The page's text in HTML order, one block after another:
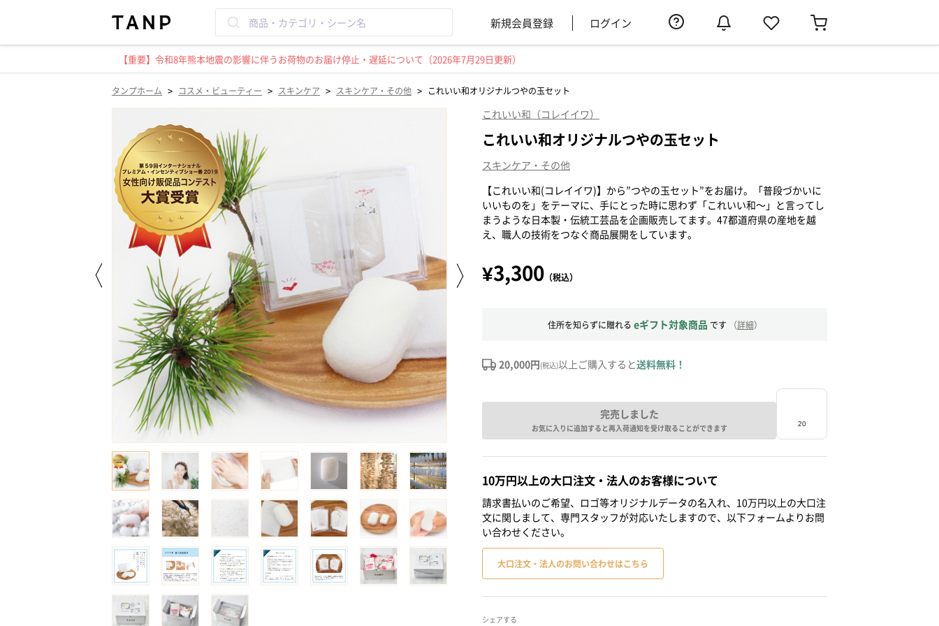
新規会員登録 ログイン
【重要】令和8年熊本地震の影響に伴うお荷物のお届け停止・遅延について（2026年7月29日更新）
タンプホーム > コスメ・ビューティー > スキンケア > スキンケア・その他 > これいい和オリジナルつやの玉セット
これいい和（コレイイワ）
これいい和オリジナルつやの玉セット
スキンケア・その他
【これいい和(コレイイワ)】から”つやの玉セット”をお届け。「普段づかいに
いいものを」をテーマに、手にとった時に思わず「これいい和～」と言ってし
まうような日本製・伝統工芸品を企画販売してます。47都道府県の産地を越
え、職人の技術をつなぐ商品展開をしています。
¥3,300 （税込）
住所を知らずに贈れる eギフト対象商品 です （詳細）
20,000円(税込)以上ご購入すると送料無料！
完売しました
お気に入りに追加すると再入荷通知を受け取ることができます
10万円以上の大口注文・法人のお客様について
請求書払いのご希望、ロゴ等オリジナルデータの名入れ、10万円以上の大口注
文に関しまして、専門スタッフが対応いたしますので、以下フォームよりお問
い合わせください。
大口注文・法人のお問い合わせはこちら
シェアする